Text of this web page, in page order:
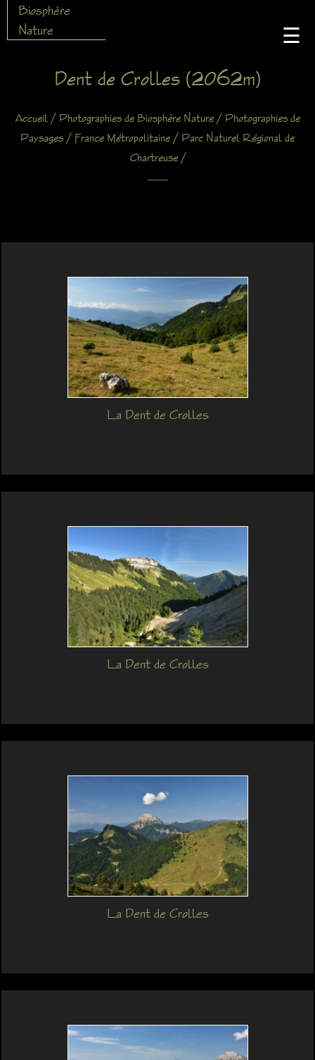
Biosphère
Nature
☰
Dent de Crolles (2062m)
Accueil/ Photographies de Biosphère Nature/ Photographies de
Paysages / France Métropolitaine / Parc Naturel Régional de
Chartreuse/
X
La Dent de Crolles
La Dent de Crolles
La Dent de Crolles